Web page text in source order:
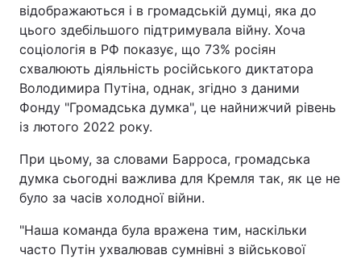
відображаються і в громадській думці, яка до
цього здебільшого підтримувала війну. Хоча
соціологія в РФ показує, що 73% росіян
схвалюють діяльність російського диктатора
Володимира Путіна, однак, згідно з даними
Фонду "Громадська думка", це найнижчий рівень
із лютого 2022 року.
При цьому, за словами Барроса, громадська
думка сьогодні важлива для Кремля так, як це не
було за часів холодної війни.
"Наша команда була вражена тим, наскільки
часто Путін ухвалював сумнівні з військової